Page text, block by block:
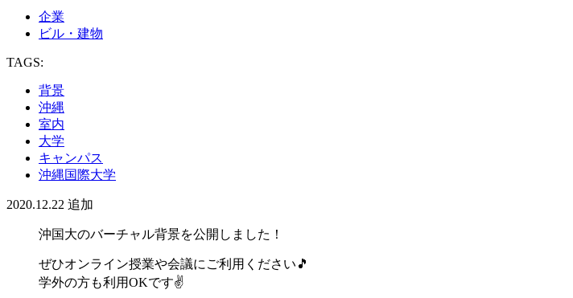
企業
ビル・建物
TAGS:
背景
沖縄
室内
大学
キャンパス
沖縄国際大学
2020.12.22 追加
沖国大のバーチャル背景を公開しました！
ぜひオンライン授業や会議にご利用ください🎵
学外の方も利用OKです✌️